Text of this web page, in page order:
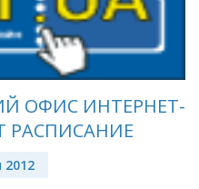
ОФИС ИНТЕРНЕТ-
РАСПИСАНИЕ
2012